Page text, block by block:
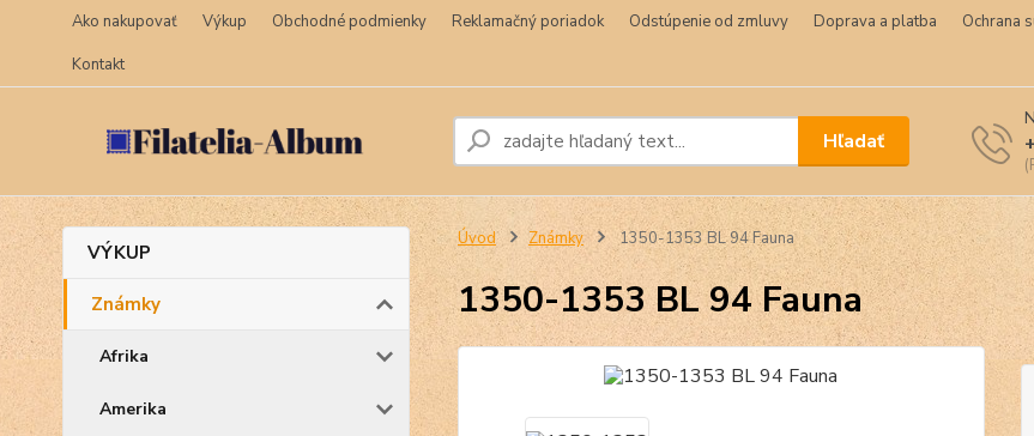
Ako nakupovať Výkup Obchodné podmienky Reklamačný poriadok Odstúpenie od zmluvy Doprava a platba
Ochrana
Kontakt
Hľadať
VÝKUP
Známky
Afrika
Amerika
Úvod Známky 1350-1353 BL 94 Fauna
1350-1353 BL 94 Fauna